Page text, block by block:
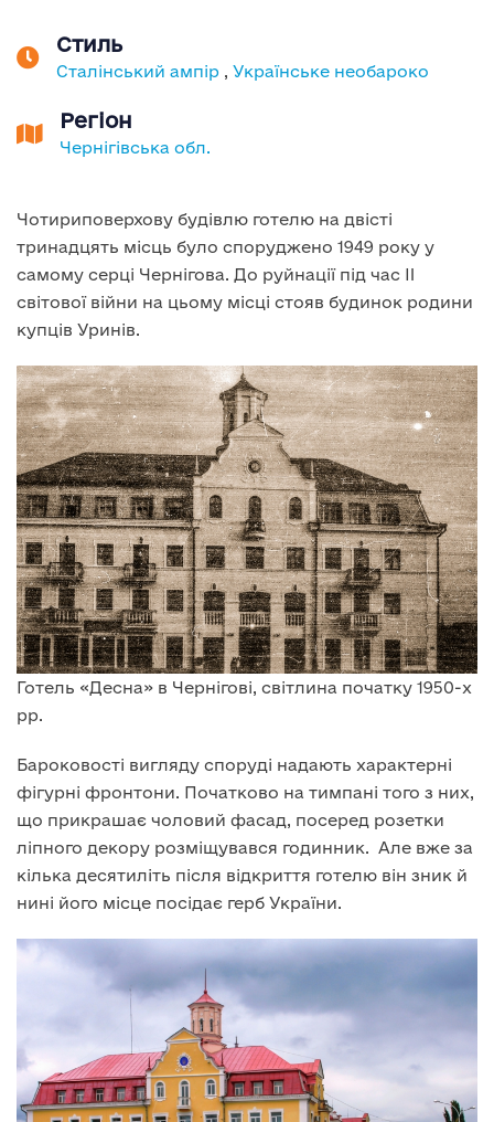
Стиль
Сталінський ампір , Українське необароко
Регіон
Чернігівська обл.
Чотириповерхову будівлю готелю на двісті
тринадцять місць було споруджено 1949 року у
самому серці Чернігова. До руйнації під час II
світової війни на цьому місці стояв будинок родини
купців Уринів.
Готель «Десна» в Чернігові, світлина початку 1950-х
рр.
Бароковості вигляду споруді надають характерні
фігурні фронтони. Початково на тимпані того з них,
що прикрашає чоловий фасад, посеред розетки
ліпного декору розміщувався годинник. Але вже за
кілька десятиліть після відкриття готелю він зник й
нині його місце посідає герб України.